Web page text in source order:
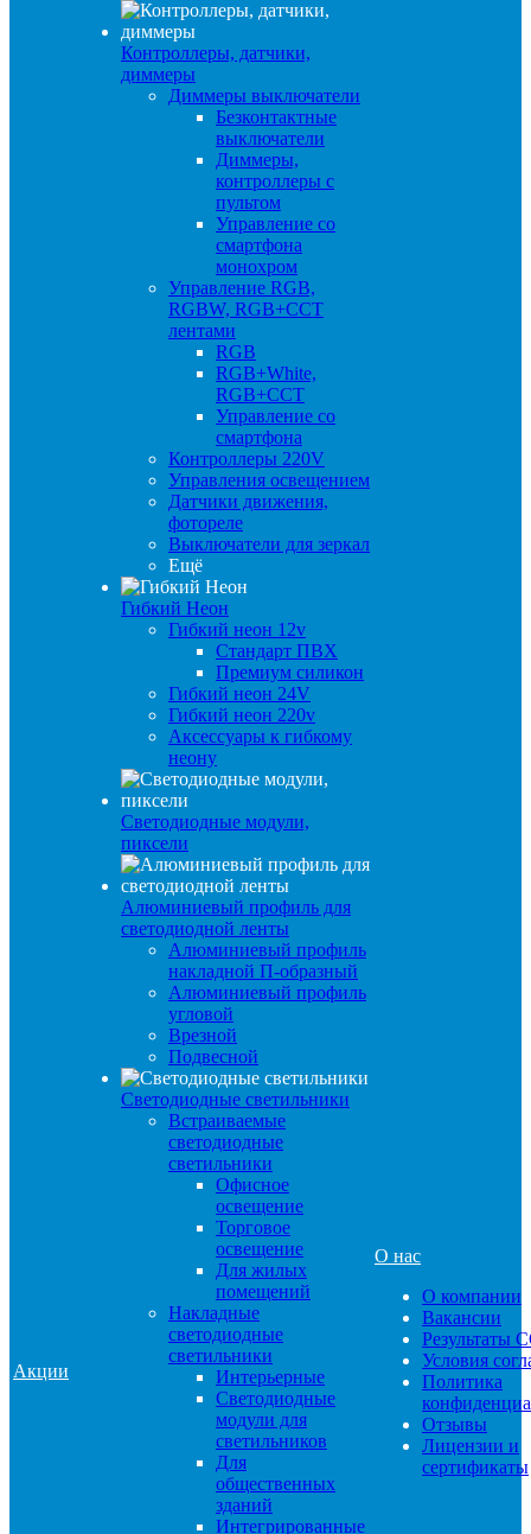
Акции
Контроллеры, датчики,
диммеры
Диммеры выключатели
Безконтактные
выключатели
Диммеры,
контроллеры с
пультом
Управление со
смартфона
монохром
Управление RGB,
RGBW, RGB+CCT
лентами
RGB
RGB+White,
RGB+CCT
Управление со
смартфона
Контроллеры 220V
Управления освещением
Датчики движения,
фотореле
Выключатели для зеркал
Ещё
Гибкий Неон
Гибкий неон 12v
Стандарт ПВХ
Премиум силикон
Гибкий неон 24V
Гибкий неон 220v
Аксессуары к гибкому
неону
Светодиодные модули,
пиксели
Алюминиевый профиль для
светодиодной ленты
Алюминиевый профиль
накладной П-образный
Алюминиевый профиль
угловой
Врезной
Подвесной
Светодиодные светильники
Встраиваемые
светодиодные
светильники
Офисное
освещение
Торговое
освещение
Для жилых
помещений
Накладные
светодиодные
светильники
Интерьерные
Светодиодные
модули для
светильников
Для
общественных
зданий
Интегрированные
О нас
О компании
Вакансии
Результаты
Условия
Политика
Отзывы
Лицензии и
сертификаты